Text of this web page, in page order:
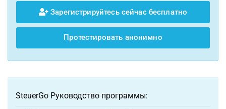
Зарегистрируйтесь сейчас бесплатно
Протестировать анонимно
SteuerGo Руководство программы: